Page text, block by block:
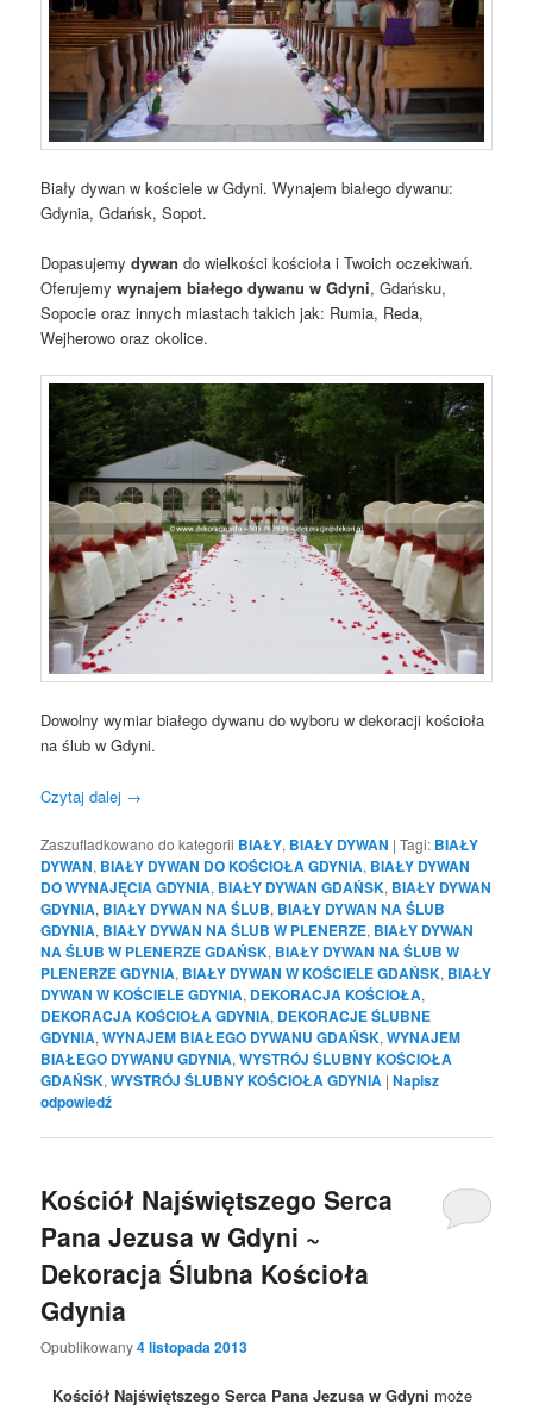
Biały dywan w kościele w Gdyni. Wynajem białego dywanu:
Gdynia, Gdańsk, Sopot.
Dopasujemydywan do wielkości kościoła i Twoich oczekiwań.
Oferujemywynajem białego dywanu w Gdyni, Gdańsku,
Sopocie oraz innych miastach takich jak: Rumia, Reda,
Wejherowo oraz okolice.
Dowolny wymiar białego dywanu do wyboru w dekoracji kościoła
na ślub w Gdyni.
Czytaj dalej →
Zaszufladkowano do kategorii BIAŁY, BIAŁY DYWAN |Tagi: BIAŁY
DYWAN, BIAŁY DYWAN DO KOŚCIOŁA GDYNIA, BIAŁY DYWAN
DO WYNAJĘCIA GDYNIA, BIAŁY DYWAN GDAŃSK, BIAŁY DYWAN
GDYNIA, BIAŁY DYWAN NA ŚLUB, BIAŁY DYWAN NA ŚLUB
GDYNIA, BIAŁY DYWAN NA ŚLUB W PLENERZE, BIAŁY DYWAN
NA ŚLUB W PLENERZE GDAŃSK, BIAŁY DYWAN NA ŚLUB W
PLENERZE GDYNIA, BIAŁY DYWAN W KOŚCIELE GDAŃSK, BIAŁY
DYWAN W KOŚCIELE GDYNIA, DEKORACJA KOŚCIOŁA,
DEKORACJA KOŚCIOŁA GDYNIA, DEKORACJE ŚLUBNE
GDYNIA,WYNAJEM BIAŁEGO DYWANU GDAŃSK,WYNAJEM
BIAŁEGO DYWANU GDYNIA,WYSTRÓJ ŚLUBNY KOŚCIOŁA
GDAŃSK,WYSTRÓJ ŚLUBNY KOŚCIOŁA GDYNIA |Napisz
odpowiedź
Kościół Najświętszego Serca
Pana Jezusa w Gdyni ~
Dekoracja Ślubna Kościoła
Gdynia
Opublikowany4 listopada 2013
Kościół Najświętszego Serca Pana Jezusa w Gdyni może